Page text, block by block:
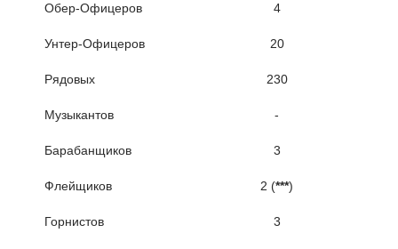
Обер-Офицеров 4
Унтер-Офицеров 20
Рядовых 230
Музыкантов -
Барабанщиков 3
Флейщиков 2 (***)
Горнистов 3